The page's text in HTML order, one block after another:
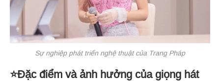
Sự nghiệp phát triển nghệ thuật của Trang Pháp
⭐Đặc điểm và ảnh hưởng của giọng hát